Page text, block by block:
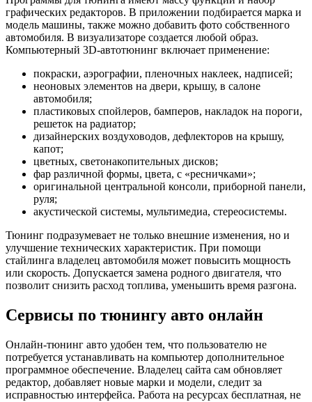
графических редакторов. В приложении подбирается марка и
модель машины, также можно добавить фото собственного
автомобиля. В визуализаторе создается любой образ.
Компьютерный 3D-автотюнинг включает применение:
покраски, аэрографии, пленочных наклеек, надписей;
неоновых элементов на двери, крышу, в салоне
автомобиля;
пластиковых спойлеров, бамперов, накладок на пороги,
решеток на радиатор;
дизайнерских воздуховодов, дефлекторов на крышу,
капот;
цветных, светонакопительных дисков;
фар различной формы, цвета, с «ресничками»;
оригинальной центральной консоли, приборной панели,
руля;
акустической системы, мультимедиа, стереосистемы.
Тюнинг подразумевает не только внешние изменения, но и
улучшение технических характеристик. При помощи
стайлинга владелец автомобиля может повысить мощность
или скорость. Допускается замена родного двигателя, что
позволит снизить расход топлива, уменьшить время разгона.
Сервисы по тюнингу авто онлайн
Онлайн-тюнинг авто удобен тем, что пользователю не
потребуется устанавливать на компьютер дополнительное
программное обеспечение. Владелец сайта сам обновляет
редактор, добавляет новые марки и модели, следит за
исправностью интерфейса. Работа на ресурсах бесплатная, не